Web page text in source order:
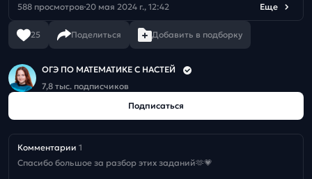
588 просмотров 20 мая 2024 г., 12:42 Еще
25 Поделиться Добавить в подборку
ОГЭ ПО МАТЕМАТИКЕ С НАСТЕЙ
7,8 тыс. подписчиков
Подписаться
Комментарии 1
Спасибо большое за разбор этих заданий🫶💗